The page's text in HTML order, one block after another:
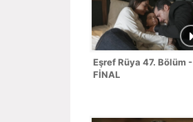
Eşref Rüya 47. Bölüm -
FİNAL